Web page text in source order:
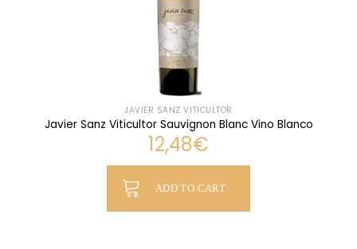
JAVIER SANZ VITICULTOR
Javier Sanz Viticultor Sauvignon Blanc Vino Blanco
12,48€
ADD TO CART